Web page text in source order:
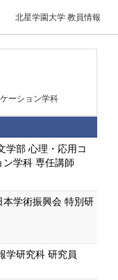
北星学園大学 教員情報
ーション学科
学部 心理・応用コ
ン学科 専任講師
本学術振興会 特別研
学研究科 研究員